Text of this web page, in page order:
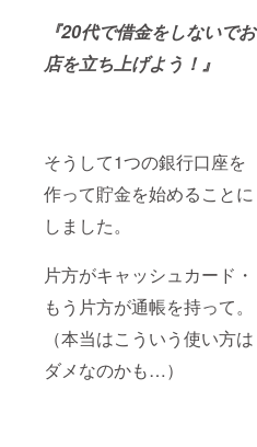
『20代で借金をしないでお
店を立ち上げよう！』
そうして1つの銀行口座を
作って貯金を始めることに
しました。
片方がキャッシュカード・
もう片方が通帳を持って。
（本当はこういう使い方は
ダメなのかも…）